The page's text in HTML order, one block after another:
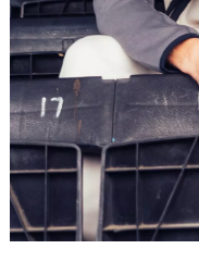
с
официални
екипи
и
обувки
от
Nike,
adidas
и
PUMA.
Бъди